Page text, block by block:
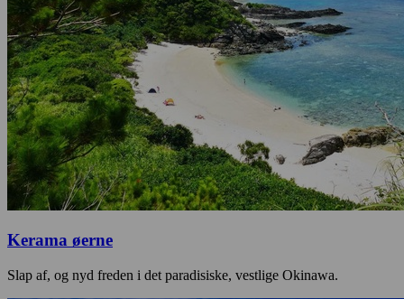
Kerama øerne
Slap af, og nyd freden i det paradisiske, vestlige Okinawa.